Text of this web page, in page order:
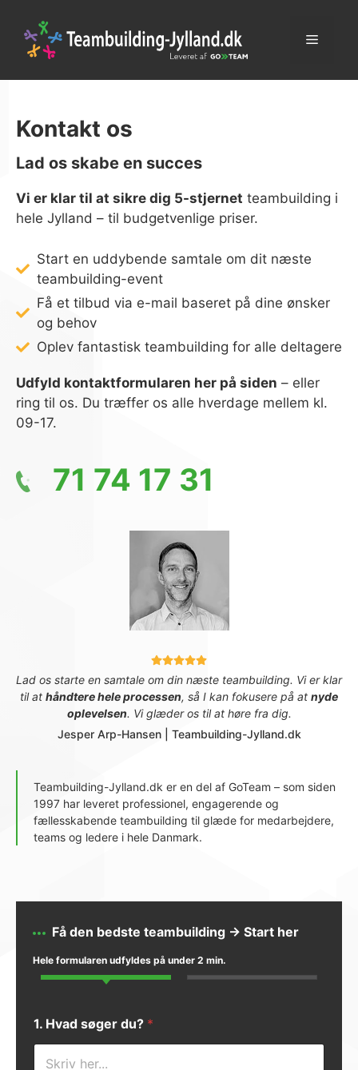
content
Menu
Kontakt os
Lad os skabe en succes
Vi er klar til at sikre dig 5-stjernet teambuilding i
hele Jylland – til budgetvenlige priser.
Start en uddybende samtale om dit næste
teambuilding-event
Få et tilbud via e-mail baseret på dine ønsker
og behov
Oplev fantastisk teambuilding for alle deltagere
Udfyld kontaktformularen her på siden – eller
ring til os. Du træffer os alle hverdage mellem kl.
09-17.
71 74 17 31
Lad os starte en samtale om din næste teambuilding. Vi er klar
til at håndtere hele processen, så I kan fokusere på at nyde
oplevelsen. Vi glæder os til at høre fra dig.
Jesper Arp-Hansen | Teambuilding-Jylland.dk
Teambuilding-Jylland.dk er en del af GoTeam – som siden
1997 har leveret professionel, engagerende og
fællesskabende teambuilding til glæde for medarbejdere,
teams og ledere i hele Danmark.
Få den bedste teambuilding → Start her
Hele formularen udfyldes på under 2 min.
1. Hvad søger du? *